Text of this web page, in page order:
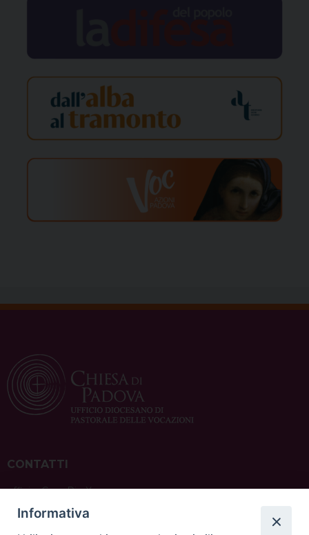
CONTATTI
ufficio: Casa Pio X
via Bonporti, 20 – 35141 Padova
tel: +39 351 619 2354
Informativa